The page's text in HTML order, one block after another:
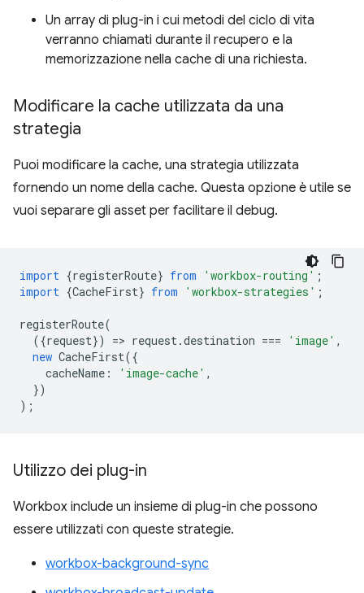
Un array di plug-in i cui metodi del ciclo di vita
verranno chiamati durante il recupero e la
memorizzazione nella cache di una richiesta.
Modificare la cache utilizzata da una
strategia
Puoi modificare la cache, una strategia utilizzata
fornendo un nome della cache. Questa opzione è utile se
vuoi separare gli asset per facilitare il debug.
import {registerRoute} from 'workbox-routing' ;
import {CacheFirst} from 'workbox-strategies' ;
registerRoute(
({request}) => request .destination === 'image' ,
new CacheFirst({
cacheName : 'image-cache' ,
})
);
Utilizzo dei plug-in
Workbox include un insieme di plug-in che possono
essere utilizzati con queste strategie.
workbox-background-sync